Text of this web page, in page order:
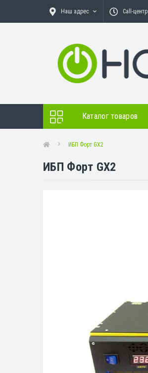
Наш адрес Call-центр
Каталог товаров
ИБП Форт GX2
ИБП Форт GX2